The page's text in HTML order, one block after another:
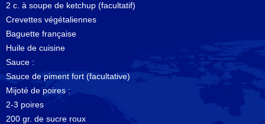
2 c. à soupe de ketchup (facultatif)
Crevettes végétaliennes
Baguette française
Huile de cuisine
Sauce :
Sauce de piment fort (facultative)
Mijoté de poires :
2-3 poires
200 gr. de sucre roux